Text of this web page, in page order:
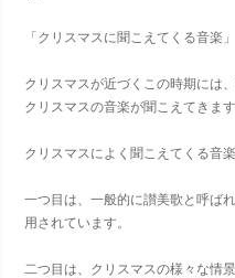
「クリスマスに聞こえてくる音楽」
クリスマスが近づくこの時期には
クリスマスの音楽が聞こえてきます
クリスマスによく聞こえてくる音
一つ目は、一般的に讃美歌と呼ば
用されています。
二つ目は、クリスマスの様々な情